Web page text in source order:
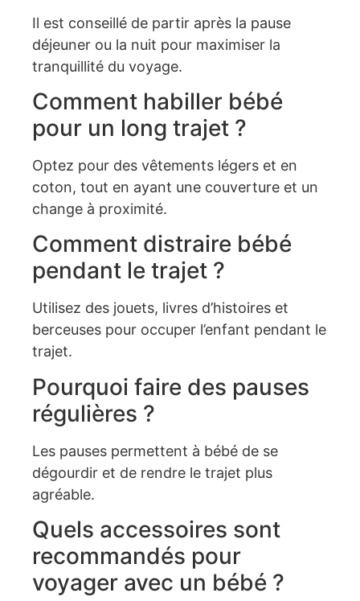
Il est conseillé de partir après la pause
déjeuner ou la nuit pour maximiser la
tranquillité du voyage.
Comment habiller bébé
pour un long trajet ?
Optez pour des vêtements légers et en
coton, tout en ayant une couverture et un
change à proximité.
Comment distraire bébé
pendant le trajet ?
Utilisez des jouets, livres d’histoires et
berceuses pour occuper l’enfant pendant le
trajet.
Pourquoi faire des pauses
régulières ?
Les pauses permettent à bébé de se
dégourdir et de rendre le trajet plus
agréable.
Quels accessoires sont
recommandés pour
voyager avec un bébé ?